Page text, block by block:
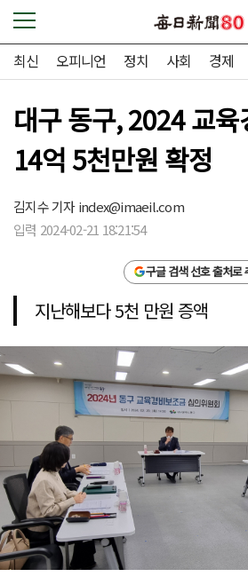
최신 오피니언 정치 사회 경제
대구 동구, 2024 교
14억 5천만원 확정
김지수 기자index@imaeil.com
입력 2024-02-21 18:21:54
구글 검색 선호 출처로
지난해보다 5천 만원 증액